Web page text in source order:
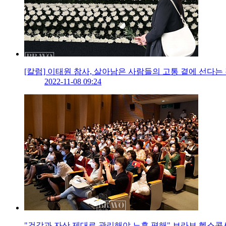
[칼럼] 이태원 참사, 살아남은 사람들의 고통 곁에 선다는
2022-11-08 09:24